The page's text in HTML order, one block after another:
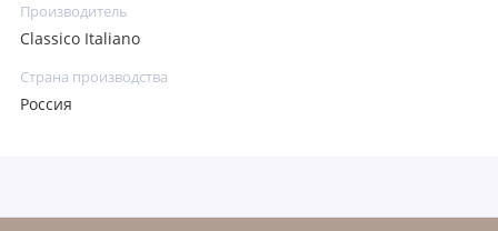
Производитель
Classico Italiano
Страна производства
Россия